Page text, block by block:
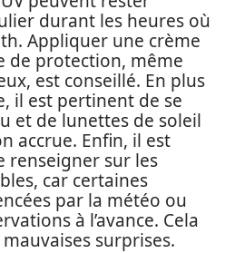
durant les heures où
Appliquer une crème
de protection, même
est conseillé. En plus
il est pertinent de se
et de lunettes de soleil
accrue. Enfin, il est
renseigner sur les
car certaines
par la météo ou
à l’avance. Cela
surprises.